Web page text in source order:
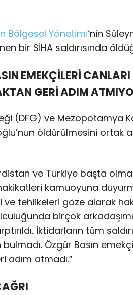
Bölgesel Yönetimi‘nin
bir SİHA saldırısında
EMEKÇİLERİ
GERİ ADIM
(DFG) ve Mezopotamya
öldürülmesini ortak
ve Türkiye başta
kamuoyuna
tehlikeleri göze alarak
birçok
İktidarların tüm
Özgür Basın
adım atmadı.”